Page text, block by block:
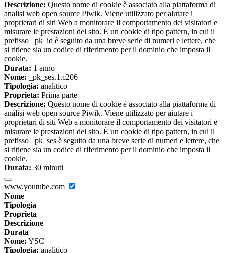
Descrizione: Questo nome di cookie è associato alla piattaforma di
analisi web open source Piwik. Viene utilizzato per aiutare i
proprietari di siti Web a monitorare il comportamento dei visitatori e
misurare le prestazioni del sito. È un cookie di tipo pattern, in cui il
prefisso _pk_id è seguito da una breve serie di numeri e lettere, che
si ritiene sia un codice di riferimento per il dominio che imposta il
cookie.
Durata: 1 anno
Nome: _pk_ses.1.c206
Tipologia: analitico
Proprieta: Prima parte
Descrizione: Questo nome di cookie è associato alla piattaforma di
analisi web open source Piwik. Viene utilizzato per aiutare i
proprietari di siti Web a monitorare il comportamento dei visitatori e
misurare le prestazioni del sito. È un cookie di tipo pattern, in cui il
prefisso _pk_ses è seguito da una breve serie di numeri e lettere, che
si ritiene sia un codice di riferimento per il dominio che imposta il
cookie.
Durata: 30 minuti
www.youtube.com
Nome
Tipologia
Proprieta
Descrizione
Durata
Nome: YSC
Tipologia: analitico